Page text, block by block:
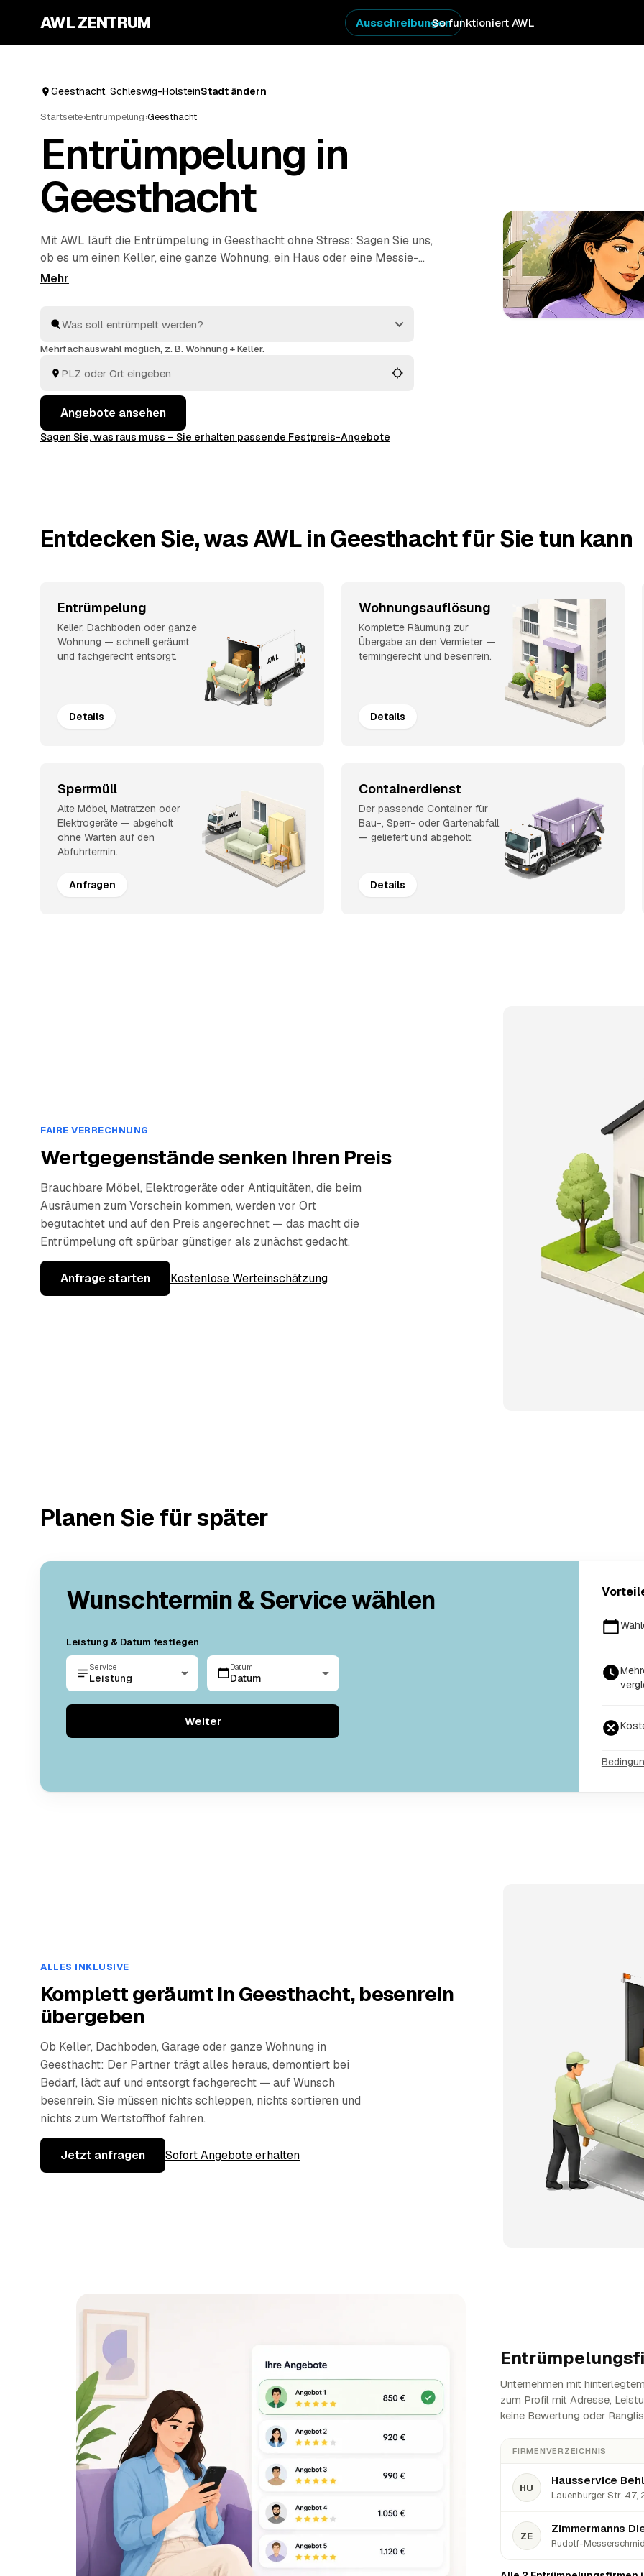
AWL ZENTRUM So funktioniert AWL
Ausschreibungen
Geesthacht, Schleswig-HolsteinStadt ändern
Startseite›Entrümpelung›Geesthacht
Entrümpelung in
Geesthacht
Mit AWL läuft die Entrümpelung in Geesthacht ohne Stress: Sagen Sie uns,
ob es um einen Keller, eine ganze Wohnung, ein Haus oder eine Messie-
Wohnung geht, und Sie bekommen dafür mehrere Festpreis-Angebote auf
Anfragen und sehen direkt, welches Angebot am besten passt.
Mehrfachauswahl möglich, z. B. Wohnung + Keller.
Angebote ansehen
Sagen Sie, was raus muss – Sie erhalten passende Festpreis-Angebote
Entdecken Sie, was AWL in Geesthacht für Sie tun kann
Entrümpelung
Keller, Dachboden oder ganze
Wohnung — schnell geräumt
und fachgerecht entsorgt.
Details
Wohnungsauflösung
Komplette Räumung zur
Übergabe an den Vermieter —
termingerecht und besenrein.
Details
Sperrmüll
Alte Möbel, Matratzen oder
Elektrogeräte — abgeholt
ohne Warten auf den
Abfuhrtermin.
Anfragen
Containerdienst
Der passende Container für
Bau-, Sperr- oder Gartenabfall
— geliefert und abgeholt.
Details
FAIRE VERRECHNUNG
Wertgegenstände senken Ihren Preis
Brauchbare Möbel, Elektrogeräte oder Antiquitäten, die beim
Ausräumen zum Vorschein kommen, werden vor Ort
begutachtet und auf den Preis angerechnet — das macht die
Entrümpelung oft spürbar günstiger als zunächst gedacht.
Anfrage starten Kostenlose Werteinschätzung
Planen Sie für später
Wunschtermin & Service wählen
Leistung & Datum festlegen
Service
Leistung
Datum
Datum
Weiter
ALLES INKLUSIVE
Komplett geräumt in Geesthacht, besenrein
übergeben
Ob Keller, Dachboden, Garage oder ganze Wohnung in
Geesthacht: Der Partner trägt alles heraus, demontiert bei
Bedarf, lädt auf und entsorgt fachgerecht — auf Wunsch
besenrein. Sie müssen nichts schleppen, nichts sortieren und
nichts zum Wertstoffhof fahren.
Jetzt anfragen Sofort Angebote erhalten
Unternehmen mit
zum Profil mit Adresse,
keine Bewertung oder
FIRMENVERZEICHNIS
HU
Lauenburger Str. 47,
ZE
Zimmermanns
Rudolf-